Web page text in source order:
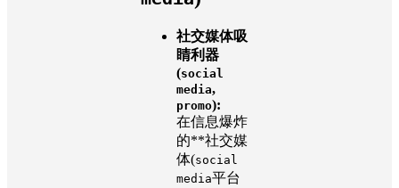
社交媒体吸
睛利器
(social
media,
promo):
在信息爆炸
的**社交媒
体(social
media平台